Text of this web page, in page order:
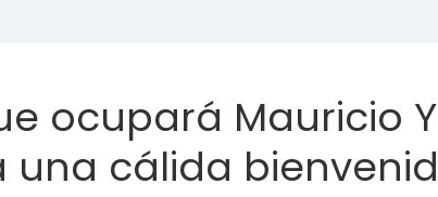
ocupará Mauricio
una cálida